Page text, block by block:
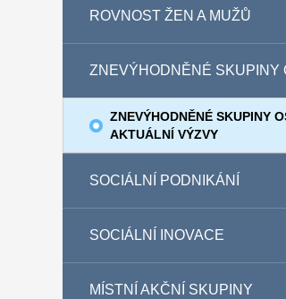
ROVNOST ŽEN A MUŽŮ
ZNEVÝHODNĚNÉ SKUPINY
ZNEVÝHODNĚNÉ SKUPINY
AKTUÁLNÍ VÝZVY
SOCIÁLNÍ PODNIKÁNÍ
SOCIÁLNÍ INOVACE
MÍSTNÍ AKČNÍ SKUPINY